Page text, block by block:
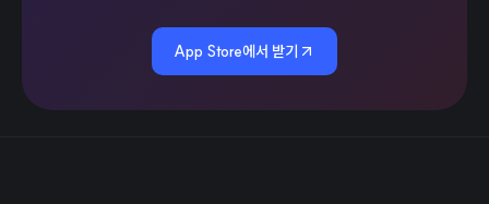
App Store에서 받기